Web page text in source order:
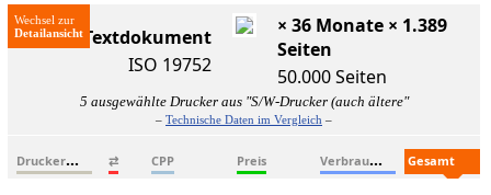
Wechsel zur
ISO-Textdokument
ISO 19752
× 36 Monate × 1.389
Seiten
50.000 Seiten
5 ausgewählte Drucker aus "S/W-Drucker (auch ältere"
– Technische Daten im Vergleich –
D
ruckername ⇄ CPP Preis V
erbrauchsmaterialien